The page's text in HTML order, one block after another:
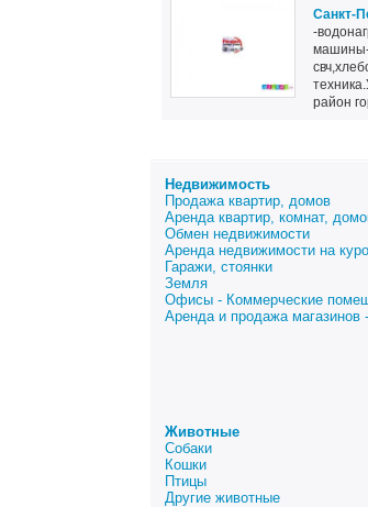
Санкт-
-
машины-
район
Недвижимость
Продажа квартир, домов
Аренда квартир, комнат,
Обмен недвижимости
Аренда недвижимости на
Гаражи, стоянки
Земля
Офисы - Коммерческие
Аренда и продажа магазинов
Животные
Собаки
Кошки
Птицы
Другие животные